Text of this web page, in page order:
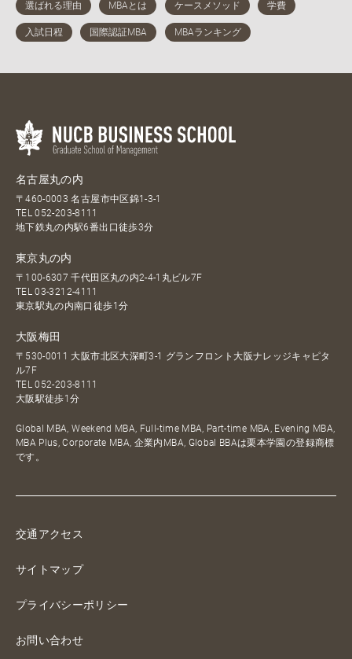
名古屋丸の内
〒460-0003 名古屋市中区錦1-3-1
TEL052-203-8111
地下鉄丸の内駅6番出口徒歩3分
東京丸の内
〒100-6307 千代田区丸の内2-4-1丸ビル7F
TEL03-3212-4111
東京駅丸の内南口徒歩1分
大阪梅田
〒530-0011 大阪市北区大深町3-1 グランフロント大阪ナレッジキャピタ
ル7F
TEL052-203-8111
大阪駅徒歩1分
Global MBA, Weekend MBA, Full-time MBA, Part-time MBA, Evening MBA,
MBA Plus, Corporate MBA, 企業内MBA, Global BBAは栗本学園の登録商標
です。
交通アクセス
サイトマップ
プライバシーポリシー
お問い合わせ